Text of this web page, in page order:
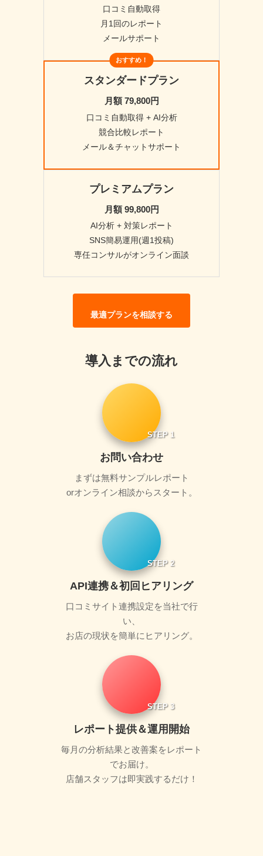
口コミ自動取得
月1回のレポート
メールサポート
おすすめ！
スタンダードプラン
月額 79,800円
口コミ自動取得 + AI分析
競合比較レポート
メール＆チャットサポート
プレミアムプラン
月額 99,800円
AI分析 + 対策レポート
SNS簡易運用(週1投稿)
専任コンサルがオンライン面談
最適プランを相談する
導入までの流れ
STEP 1
お問い合わせ
まずは無料サンプルレポート
orオンライン相談からスタート。
STEP 2
API連携＆初回ヒアリング
口コミサイト連携設定を当社で行
い、
お店の現状を簡単にヒアリング。
STEP 3
レポート提供＆運用開始
毎月の分析結果と改善案をレポート
でお届け。
店舗スタッフは即実践するだけ！